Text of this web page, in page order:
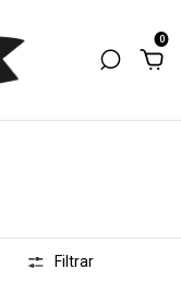
0
Filtrar